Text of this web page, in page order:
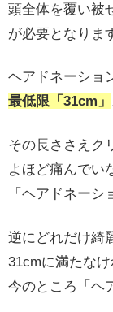
頭全体を覆い被
が必要となりま
ヘアドネーショ
最低限「31cm」
その長ささえク
よほど痛んでい
「ヘアドネーシ
逆にどれだけ綺
31cmに満たな
今のところ「ヘ